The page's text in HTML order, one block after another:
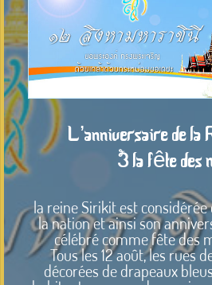
L’anniversaire de la
& la fête des
la reine Sirikit est
la nation et ainsi son
célébré comme fête des
Tous les 12 août, les rues
décorées de drapeaux